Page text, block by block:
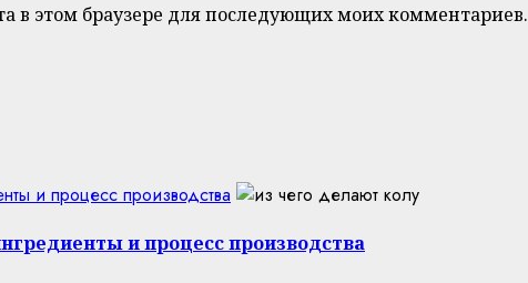
в этом браузере для последующих моих комментариев.
и процесс производства
и процесс производства